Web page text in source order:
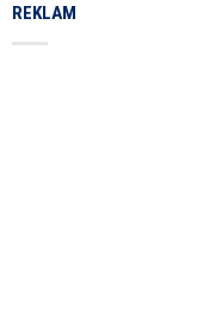
REKLAM